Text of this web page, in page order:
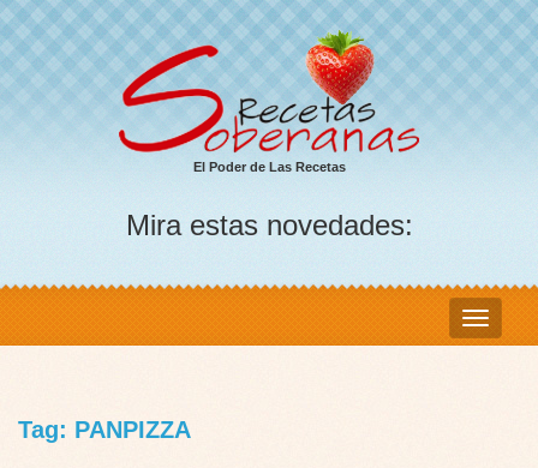
El Poder de Las Recetas
Mira estas novedades:
Tag: PANPIZZA